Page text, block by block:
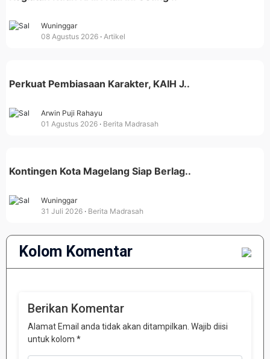
Wuninggar
08 Agustus 2026 Artikel
Perkuat Pembiasaan Karakter, KAIH J..
Arwin Puji Rahayu
01 Agustus 2026
Berita Madrasah
Kontingen Kota Magelang Siap Berlag..
Wuninggar
31 Juli 2026
Berita Madrasah
Kolom Komentar
Berikan Komentar
Alamat Email anda tidak akan ditampilkan. Wajib diisi
untuk kolom *